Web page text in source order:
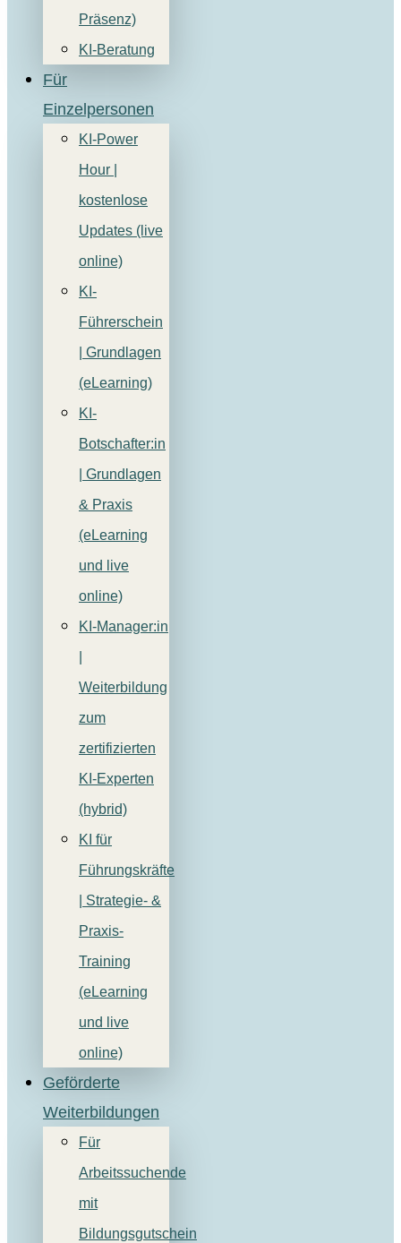
Präsenz)
KI-Beratung
Für
Einzelpersonen
KI-Power
Hour |
kostenlose
Updates (live
online)
KI-
Führerschein
| Grundlagen
(eLearning)
KI-
Botschafter:in
| Grundlagen
& Praxis
(eLearning
und live
online)
KI-Manager:in
Weiterbildung
zum
zertifizierten
KI-Experten
(hybrid)
KI für
Führungskräfte
| Strategie- &
Praxis-
Training
(eLearning
und live
online)
Geförderte
Weiterbildungen
Für
Arbeitssuchende
mit
Bildungsgutschein